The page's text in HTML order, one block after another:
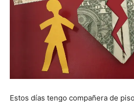
Estos días tengo compañera de